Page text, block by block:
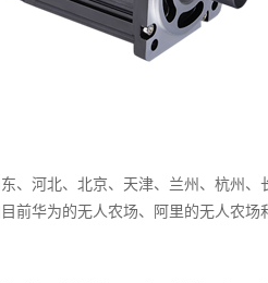
、河北、北京、天津、兰州、杭州、
前华为的无人农场、阿里的无人农场